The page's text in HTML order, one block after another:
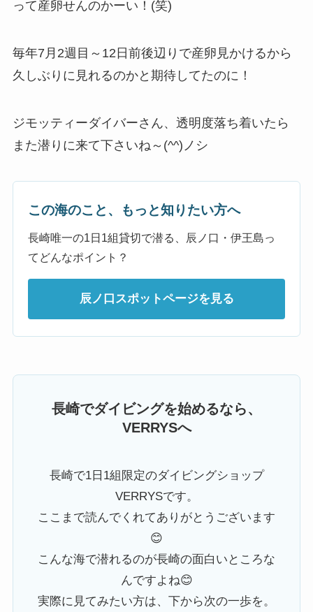
って産卵せんのかーい！(笑)
毎年7月2週目～12日前後辺りで産卵見かけるから
久しぶりに見れるのかと期待してたのに！
ジモッティーダイバーさん、透明度落ち着いたら
また潜りに来て下さいね～(^^)ノシ
この海のこと、もっと知りたい方へ
長崎唯一の1日1組貸切で潜る、辰ノ口・伊王島っ
てどんなポイント？
辰ノ口スポットページを見る
長崎でダイビングを始めるなら、
VERRYSへ
長崎で1日1組限定のダイビングショップ
VERRYSです。
ここまで読んでくれてありがとうございます
😊
こんな海で潜れるのが長崎の面白いところな
んですよね😊
実際に見てみたい方は、下から次の一歩を。